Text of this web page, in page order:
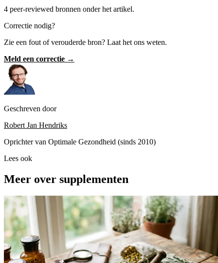
4 peer-reviewed bronnen onder het artikel.
Correctie nodig?
Zie een fout of verouderde bron? Laat het ons weten.
Meld een correctie →
Geschreven door
Robert Jan Hendriks
Oprichter van Optimale Gezondheid (sinds 2010)
Lees ook
Meer over supplementen